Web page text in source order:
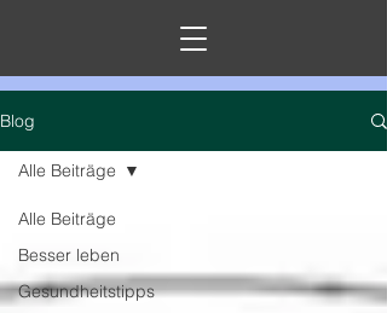
Blog
Alle Beiträge
Besser leben
Gesundheitstipps
Alle Beiträge